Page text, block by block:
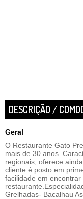
DESCRIÇÃO /
Geral
O Restaurante Gato
mais de 30 anos.
regionais, oferece
cliente é posto em
facilidade em
Grelhadas- Bacalhau